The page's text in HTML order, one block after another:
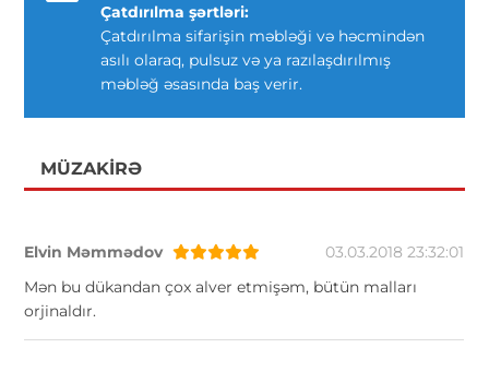
Çatdırılma şərtləri:
Çatdırılma sifarişin məbləği və həcmindən
asılı olaraq, pulsuz və ya razılaşdırılmış
məbləğ əsasında baş verir.
MÜZAKIRƏ
Elvin Məmmədov
03.03.2018 23:32:01
Mən bu dükandan çox alver etmişəm, bütün malları
orjinaldır.